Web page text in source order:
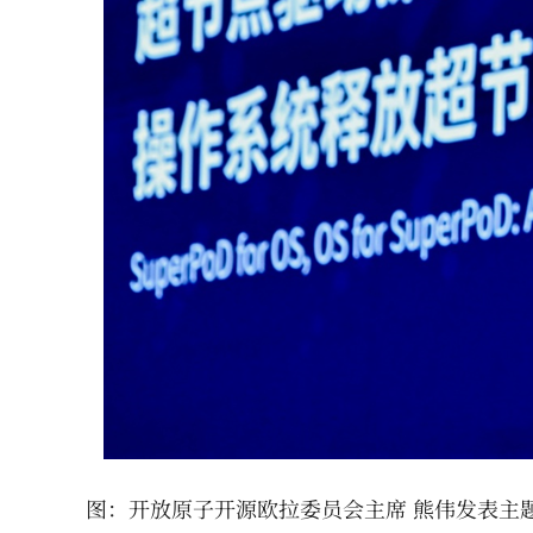
图：开放原子开源欧拉委员会主席 熊伟发表主